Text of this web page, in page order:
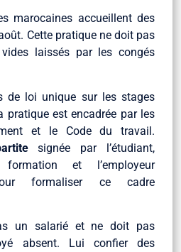
marocaines accueillent des
Cette pratique ne doit pas
laissés par les congés
de loi unique sur les stages
pratique est encadrée par les
et le Code du travail.
signée par l’étudiant,
formation et l’employeur
formaliser ce cadre
un salarié et ne doit pas
absent. Lui confier des